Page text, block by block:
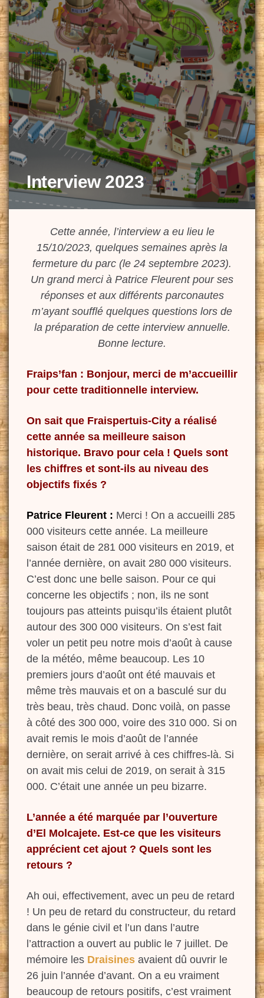
Interview 2023
Cette année, l’interview a eu lieu le
15/10/2023, quelques semaines après la
fermeture du parc (le 24 septembre 2023).
Un grand merci à Patrice Fleurent pour ses
réponses et aux différents parconautes
m’ayant soufflé quelques questions lors de
la préparation de cette interview annuelle.
Bonne lecture.
Fraips’fan : Bonjour, merci de m’accueillir
pour cette traditionnelle interview.
On sait que Fraispertuis-City a réalisé
cette année sa meilleure saison
historique. Bravo pour cela ! Quels sont
les chiffres et sont-ils au niveau des
objectifs fixés ?
Patrice Fleurent : Merci ! On a accueilli 285
000 visiteurs cette année. La meilleure
saison était de 281 000 visiteurs en 2019, et
l’année dernière, on avait 280 000 visiteurs.
C’est donc une belle saison. Pour ce qui
concerne les objectifs ; non, ils ne sont
toujours pas atteints puisqu’ils étaient plutôt
autour des 300 000 visiteurs. On s’est fait
voler un petit peu notre mois d’août à cause
de la météo, même beaucoup. Les 10
premiers jours d’août ont été mauvais et
même très mauvais et on a basculé sur du
très beau, très chaud. Donc voilà, on passe
à côté des 300 000, voire des 310 000. Si on
avait remis le mois d’août de l’année
dernière, on serait arrivé à ces chiffres-là. Si
on avait mis celui de 2019, on serait à 315
000. C’était une année un peu bizarre.
L’année a été marquée par l’ouverture
d’El Molcajete. Est-ce que les visiteurs
apprécient cet ajout ? Quels sont les
retours ?
Ah oui, effectivement, avec un peu de retard
! Un peu de retard du constructeur, du retard
dans le génie civil et l’un dans l’autre
l’attraction a ouvert au public le 7 juillet. De
mémoire les Draisines avaient dû ouvrir le
26 juin l’année d’avant. On a eu vraiment
beaucoup de retours positifs, c’est vraiment